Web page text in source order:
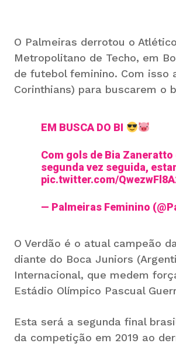
O Palmeiras derrotou o
Metropolitano de Techo, em
de futebol feminino. Com isso
Corinthians) para buscarem o
EM BUSCA DO BI
Com gols de Bia
segunda vez seguida,
pic.twitter.com/
— Palmeiras Feminino
O Verdão é o atual campeão
diante do Boca Juniors
Internacional, que medem
Estádio Olímpico Pascual
Esta será a segunda final
da competição em 2019 ao